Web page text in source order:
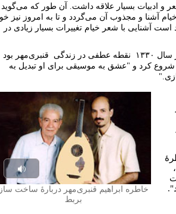
و ادبیات بسیار علاقه داشت. آن طور که می‌گوید
آشنا و مجذوب آن می‌گردد و تا به امروز نیز
است آشنایی با شعر خیام تغییرات بسیار زیادی در
آشنایی با استاد ابوالحسن صبا در سال ۱۳۳۰ نقطه عطفی در زندگی قنبری‌مهر
شروع کرد و "عشق به موسیقی برای او تبدیل به
خاطره ابراهیم قنبری‌مهر دربارۀ ساخت
بربط